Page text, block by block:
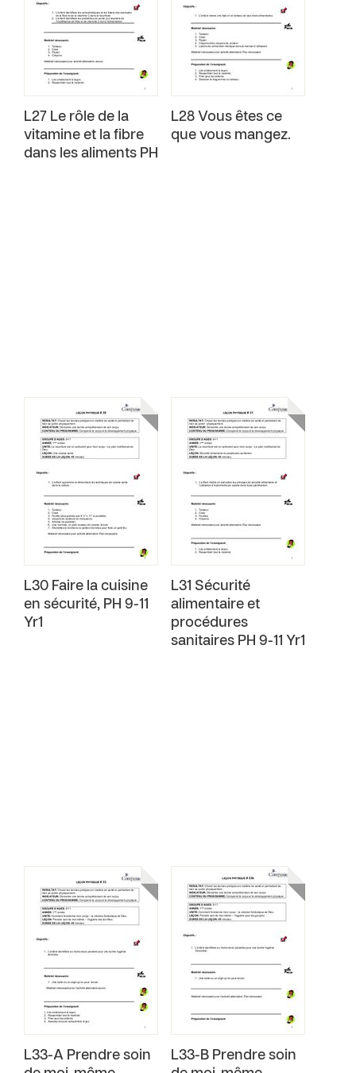
L27 Le rôle de la
vitamine et la fibre
dans les aliments PH
L28 Vous êtes ce
que vous mangez.
L30 Faire la cuisine
en sécurité‚ PH 9-11
Yr1
L31 Sécurité
alimentaire et
procédures
sanitaires PH 9-11 Yr1
L33-A Prendre soin
L33-B Prendre soin